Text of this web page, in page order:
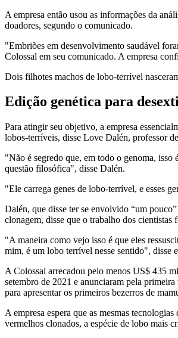
A empresa então usou as informações da
doadores, segundo o comunicado.
"Embriões em desenvolvimento saudável
Colossal em seu comunicado. A empresa
Dois filhotes machos de lobo-terrível
Edição genética para
Para atingir seu objetivo, a empresa
lobos-terríveis, disse Love Dalén, professor
"Não é segredo que, em todo o genoma, isso
questão filosófica", disse Dalén.
"Ele carrega genes de lobo-terrível, e esses
Dalén, que disse ter se envolvido “um
clonagem, disse que o trabalho dos
"A maneira como vejo isso é que eles
mim, é um lobo terrível nesse sentido", disse
A Colossal arrecadou pelo menos US$ 435
setembro de 2021 e anunciaram pela
para apresentar os primeiros bezerros de
A empresa espera que as mesmas
vermelhos clonados, a espécie de lobo mais